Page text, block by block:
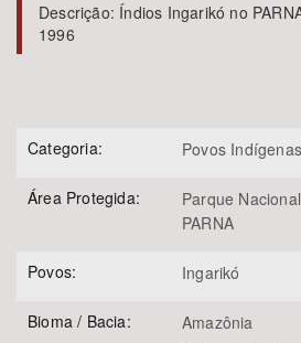
Subtema
Descrição: Índios Ingarikó no
1996
Categoria: Povos Indígenas
Área Protegida:
Parque
PARNA
Povos: Ingarikó
Bioma / Bacia:
Amazônia